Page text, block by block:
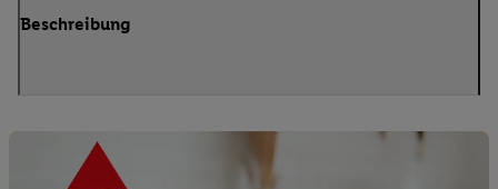
Beschreibung